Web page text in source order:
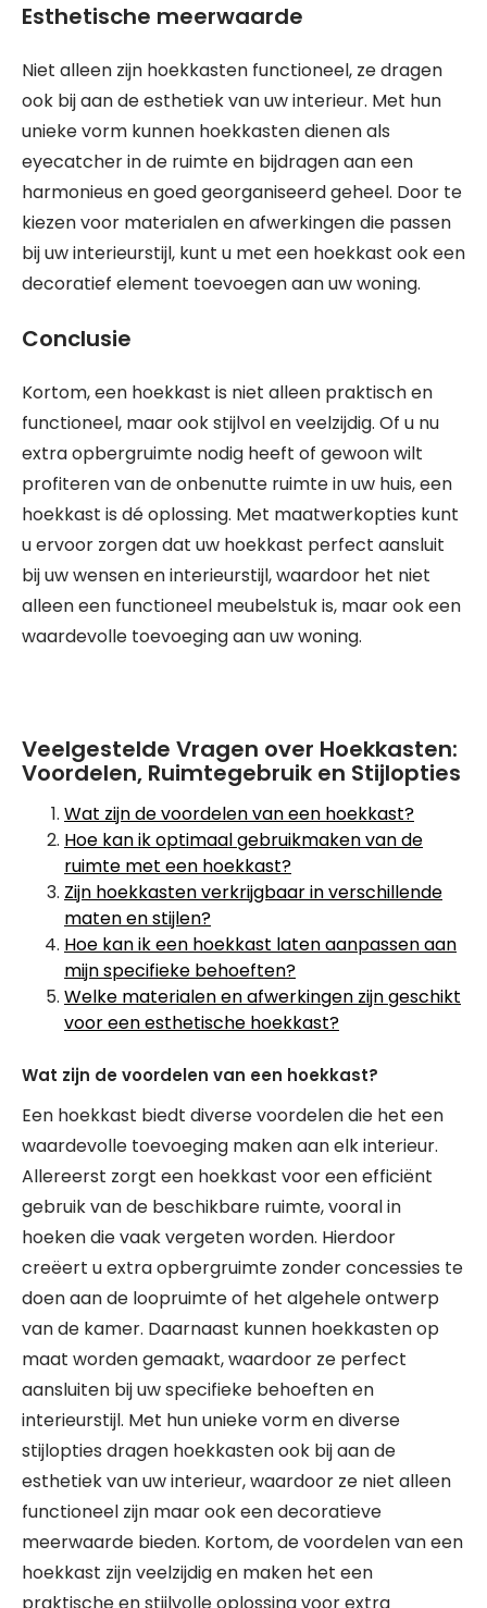
Esthetische meerwaarde
Niet alleen zijn hoekkasten functioneel, ze dragen
ook bij aan de esthetiek van uw interieur. Met hun
unieke vorm kunnen hoekkasten dienen als
eyecatcher in de ruimte en bijdragen aan een
harmonieus en goed georganiseerd geheel. Door te
kiezen voor materialen en afwerkingen die passen
bij uw interieurstijl, kunt u met een hoekkast ook een
decoratief element toevoegen aan uw woning.
Conclusie
Kortom, een hoekkast is niet alleen praktisch en
functioneel, maar ook stijlvol en veelzijdig. Of u nu
extra opbergruimte nodig heeft of gewoon wilt
profiteren van de onbenutte ruimte in uw huis, een
hoekkast is dé oplossing. Met maatwerkopties kunt
u ervoor zorgen dat uw hoekkast perfect aansluit
bij uw wensen en interieurstijl, waardoor het niet
alleen een functioneel meubelstuk is, maar ook een
waardevolle toevoeging aan uw woning.
Veelgestelde Vragen over Hoekkasten:
Voordelen, Ruimtegebruik en Stijlopties
Wat zijn de voordelen van een hoekkast?
Hoe kan ik optimaal gebruikmaken van de
ruimte met een hoekkast?
Zijn hoekkasten verkrijgbaar in verschillende
maten en stijlen?
Hoe kan ik een hoekkast laten aanpassen aan
mijn specifieke behoeften?
Welke materialen en afwerkingen zijn geschikt
voor een esthetische hoekkast?
Wat zijn de voordelen van een hoekkast?
Een hoekkast biedt diverse voordelen die het een
waardevolle toevoeging maken aan elk interieur.
Allereerst zorgt een hoekkast voor een efficiënt
gebruik van de beschikbare ruimte, vooral in
hoeken die vaak vergeten worden. Hierdoor
creëert u extra opbergruimte zonder concessies te
doen aan de loopruimte of het algehele ontwerp
van de kamer. Daarnaast kunnen hoekkasten op
maat worden gemaakt, waardoor ze perfect
aansluiten bij uw specifieke behoeften en
interieurstijl. Met hun unieke vorm en diverse
stijlopties dragen hoekkasten ook bij aan de
esthetiek van uw interieur, waardoor ze niet alleen
functioneel zijn maar ook een decoratieve
meerwaarde bieden. Kortom, de voordelen van een
hoekkast zijn veelzijdig en maken het een